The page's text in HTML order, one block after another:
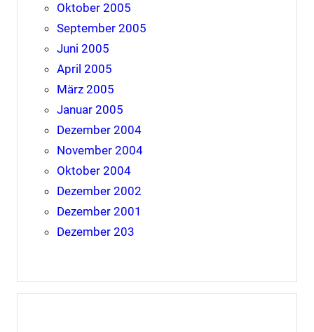
Oktober 2005
September 2005
Juni 2005
April 2005
März 2005
Januar 2005
Dezember 2004
November 2004
Oktober 2004
Dezember 2002
Dezember 2001
Dezember 203